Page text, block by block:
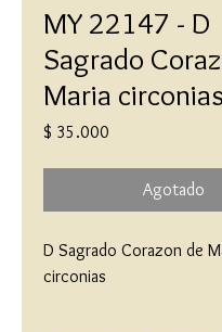
MY 22147 - D
Sagrado
Maria circonias
$ 35.000
Agotado
D Sagrado Corazon de
circonias